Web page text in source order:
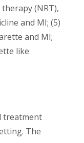
(NRT),
and MI; (5)
and MI;
like
treatment
The